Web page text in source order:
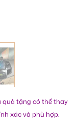
quà tặng có thể thay
xác và phù hợp.